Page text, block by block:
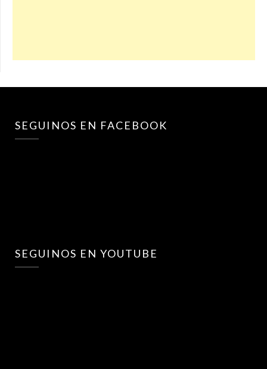
SEGUINOS EN FACEBOOK
SEGUINOS EN YOUTUBE